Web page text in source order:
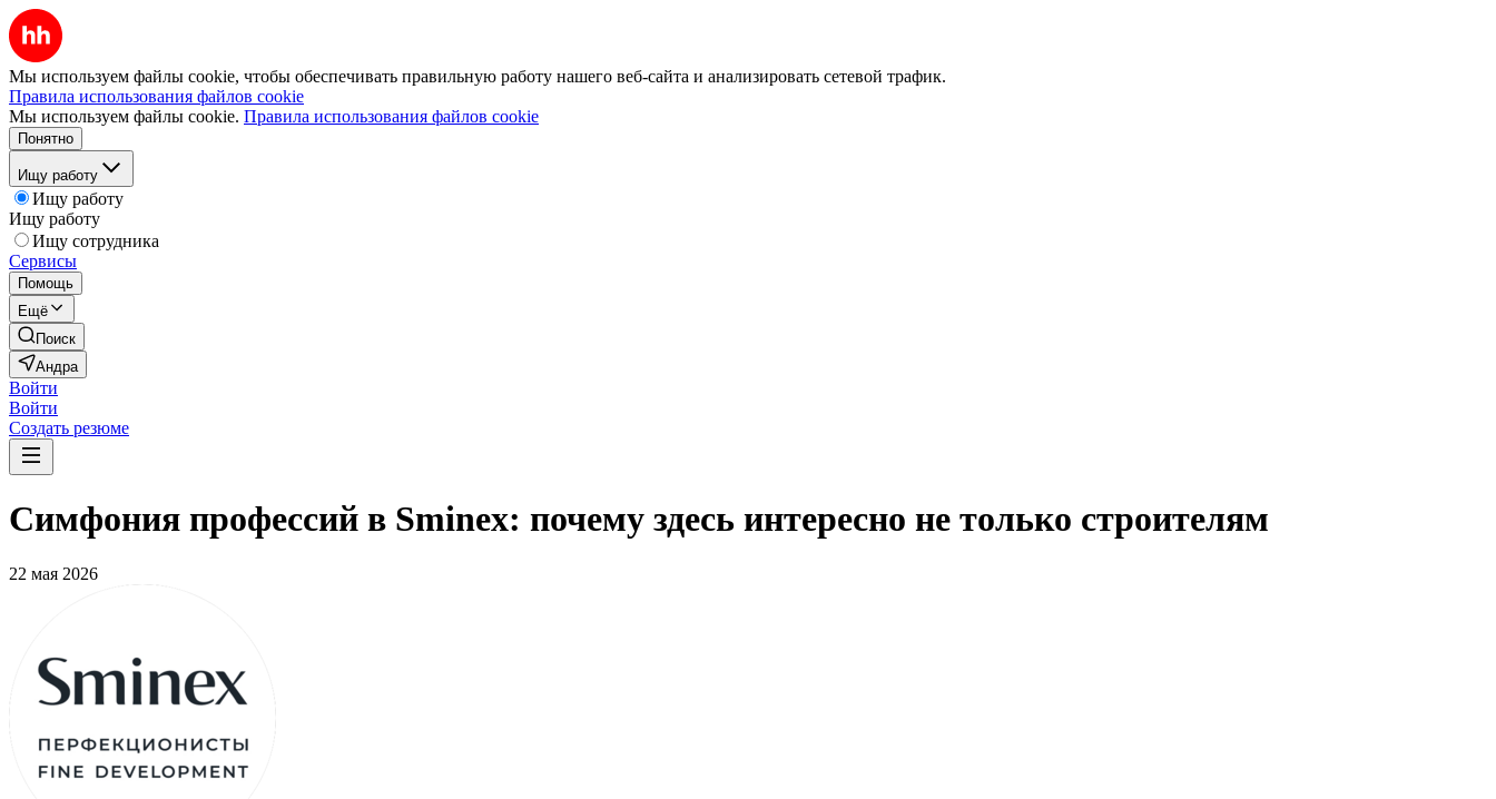
Мы используем файлы cookie, чтобы обеспечивать правильную работу нашего веб-сайта и анализировать сетевой трафик.
Правила использования файлов cookie
Мы используем файлы cookie. Правила использования файлов cookie
Понятно
Ищу работу
Ищу работу
Ищу работу
Ищу сотрудника
Сервисы
Помощь
Ещё
Поиск
Андра
Войти
Войти
Создать резюме
Симфония профессий в Sminex: почему здесь интересно не только строителям
22 мая 2026